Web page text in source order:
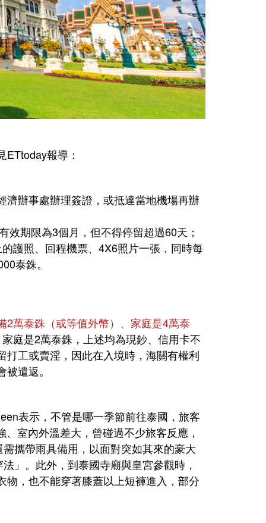
報導：
辦事處辦理簽證，或抵達當地機場再辦
期限為3個月，但不得停留超過60天；
護照、回程機票、4X6照片一張，同時每
泰銖。
2萬泰銖（或等值外幣）、家庭是4萬泰
庭是2萬泰銖，上述均為現鈔、信用卡不
工或賣淫，因此在入境時，海關有權利
遣返。
表示，不管是哪一季節前往泰國，旅客
室內外溫差大，曾碰過不少旅客反應，
攜帶雨具備用，以面對突如其來的豪大
」。此外，到泰國寺廟與皇宮參觀時，
，也不能穿著膝蓋以上短褲進入，部分